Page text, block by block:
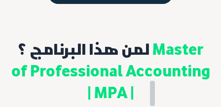
Master
of Professional Accounting
| MPA |